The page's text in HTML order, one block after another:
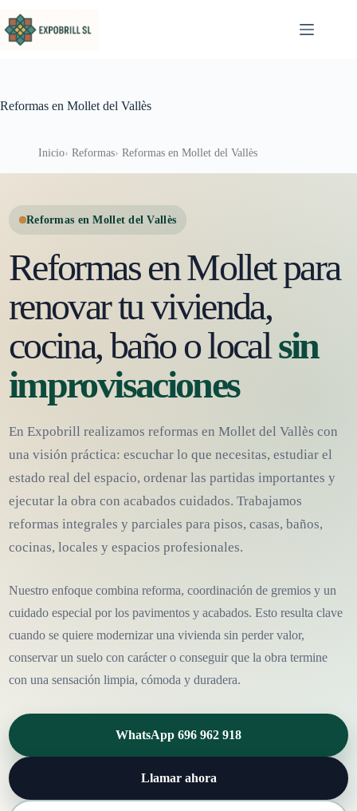
Reformas en Mollet del Vallès
Inicio Reformas Reformas en Mollet del Vallès
Reformas en Mollet del Vallès
Reformas en Mollet para
renovar tu vivienda,
cocina, baño o localsin
improvisaciones
En Expobrill realizamos reformas en Mollet del Vallès con
una visión práctica: escuchar lo que necesitas, estudiar el
estado real del espacio, ordenar las partidas importantes y
ejecutar la obra con acabados cuidados. Trabajamos
reformas integrales y parciales para pisos, casas, baños,
cocinas, locales y espacios profesionales.
Nuestro enfoque combina reforma, coordinación de gremios y un
cuidado especial por los pavimentos y acabados. Esto resulta clave
cuando se quiere modernizar una vivienda sin perder valor,
conservar un suelo con carácter o conseguir que la obra termine
con una sensación limpia, cómoda y duradera.
WhatsApp 696 962 918
Llamar ahora